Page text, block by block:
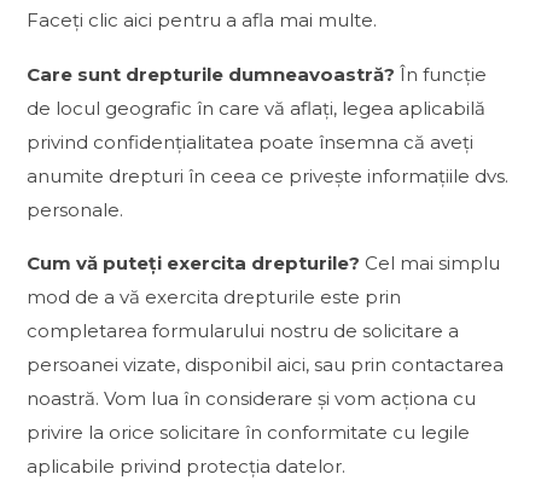
Faceți clic aici pentru a afla mai multe.
Care sunt drepturile dumneavoastră? În funcție
de locul geografic în care vă aflați, legea aplicabilă
privind confidențialitatea poate însemna că aveți
anumite drepturi în ceea ce privește informațiile dvs.
personale.
Cum vă puteți exercita drepturile? Cel mai simplu
mod de a vă exercita drepturile este prin
completarea formularului nostru de solicitare a
persoanei vizate, disponibil aici, sau prin contactarea
noastră. Vom lua în considerare și vom acționa cu
privire la orice solicitare în conformitate cu legile
aplicabile privind protecția datelor.